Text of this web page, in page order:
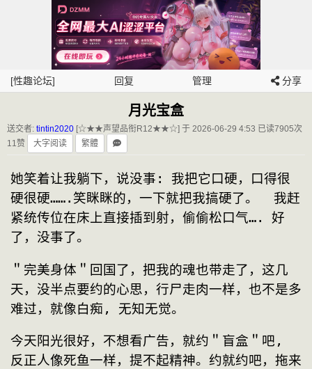
[性趣论坛] 回复 管理 分享
月光宝盒
送交者: tintin2020 [☆★★声望品衔R12★★☆] 于 2026-06-29 4:53 已读7905次
11赞
大字阅读 繁體
她笑着让我躺下，说没事: 我把它口硬，口得很
硬很硬…….笑眯眯的，一下就把我搞硬了。  我赶
紧统传位在床上直接插到射，偷偷松口气…. 好
了，没事了。
＂完美身体＂回国了，把我的魂也带走了，这几
天，没半点要约的心思，行尸走肉一样，也不是多
难过，就像白痴, 无知无觉。
今天阳光很好，不想看广告，就约＂盲盒＂吧,
反正人像死鱼一样，提不起精神。约就约吧，拖来